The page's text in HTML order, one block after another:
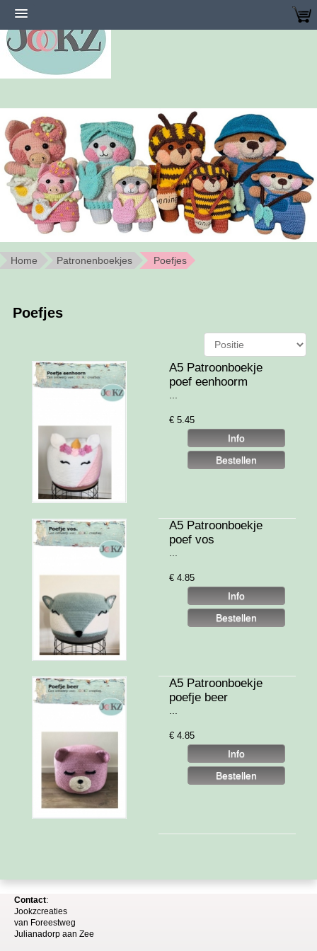
Home Patronenboekjes Poefjes
Poefjes
A5 Patroonboekje
poef eenhoorm
€ 5.45
A5 Patroonboekje
poef vos
€ 4.85
A5 Patroonboekje
poefje beer
€ 4.85
Contact:
Jookzcreaties
van Foreestweg
Julianadorp aan Zee